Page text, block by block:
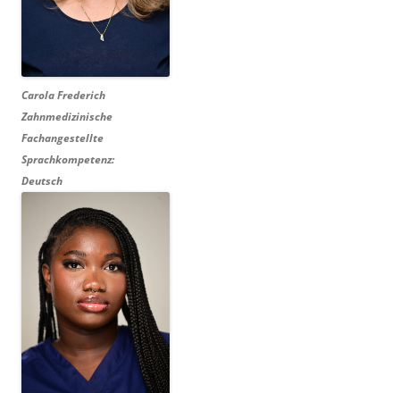
Carola Frederich
Zahnmedizinische
Fachangestellte
Sprachkompetenz:
Deutsch